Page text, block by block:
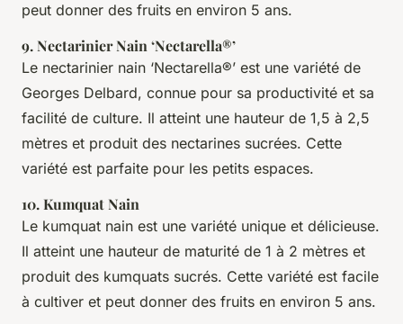
peut donner des fruits en environ 5 ans.
9.Nectarinier Nain ‘Nectarella®’
Le nectarinier nain ‘Nectarella®’ est une variété de
Georges Delbard, connue pour sa productivité et sa
facilité de culture. Il atteint une hauteur de 1,5 à 2,5
mètres et produit des nectarines sucrées. Cette
variété est parfaite pour les petits espaces.
10.Kumquat Nain
Le kumquat nain est une variété unique et délicieuse.
Il atteint une hauteur de maturité de 1 à 2 mètres et
produit des kumquats sucrés. Cette variété est facile
à cultiver et peut donner des fruits en environ 5 ans.